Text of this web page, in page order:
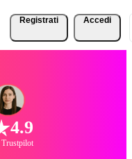
Registrati Accedi
4.9